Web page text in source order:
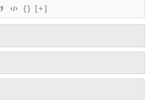
{} [+]